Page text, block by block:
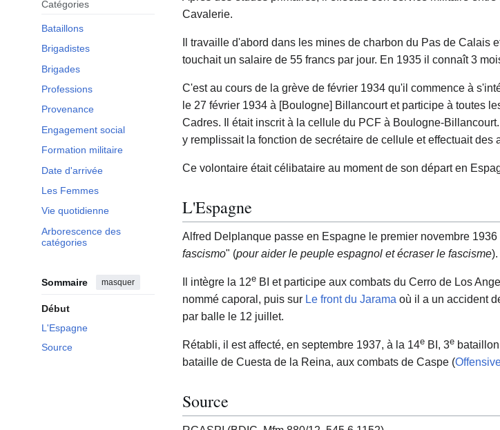
Catégories
Bataillons
Brigadistes
Brigades
Professions
Provenance
Engagement social
Formation militaire
Date d'arrivée
Les Femmes
Vie quotidienne
Arborescence des
catégories
Sommaire masquer
Début
L'Espagne
Source
Cavalerie.
Il travaille d'abord dans les mines de charbon du Pas de Calais
touchait un salaire de 55 francs par jour. En 1935 il connaît 3
C'est au cours de la grève de février 1934 qu'il commence à
le 27 février 1934 à [Boulogne] Billancourt et participe à toutes
Cadres. Il était inscrit à la cellule du PCF à Boulogne-
y remplissait la fonction de secrétaire de cellule et effectuait des
Ce volontaire était célibataire au moment de son départ en
L'Espagne
Alfred Delplanque passe en Espagne le premier novembre 1936
fascismo" (pour aider le peuple espagnol et écraser le fascisme).
Il intègre la 12e BI et participe aux combats du Cerro de Los
nommé caporal, puis sur Le front du Jarama où il a un accident
par balle le 12 juillet.
Rétabli, il est affecté, en septembre 1937, à la 14e BI, 3e
bataille de Cuesta de la Reina, aux combats de Caspe (
Source